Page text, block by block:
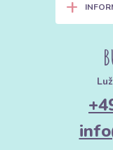
+